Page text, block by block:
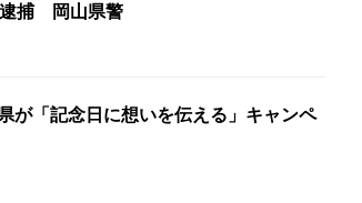
逮捕 岡山県警
「記念日に想いを伝える」キャンペ